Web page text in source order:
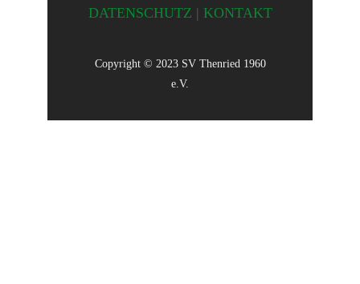
DATENSCHUTZ | KONTAKT
Copyright © 2023 SV Thenried 1960
e.V.